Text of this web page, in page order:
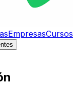
EmpresasCursos